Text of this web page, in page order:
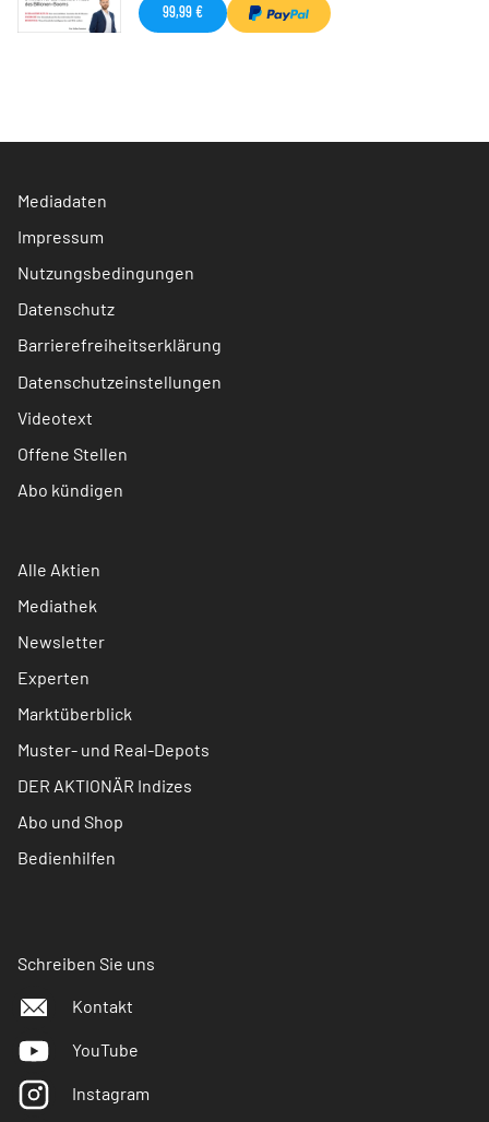
99,99 €
Mediadaten
Impressum
Nutzungsbedingungen
Datenschutz
Barrierefreiheitserklärung
Datenschutzeinstellungen
Videotext
Offene Stellen
Abo kündigen
Alle Aktien
Mediathek
Newsletter
Experten
Marktüberblick
Muster- und Real-Depots
DER AKTIONÄR Indizes
Abo und Shop
Bedienhilfen
Schreiben Sie uns
Kontakt
YouTube
Instagram